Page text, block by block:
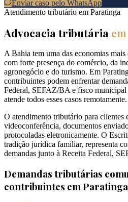
Enviar caso pelo WhatsApp
Atendimento tributário em Paratinga
Advocacia tributária em
A Bahia tem uma das economias
com forte presença do comércio, da
agronegócio e do turismo. Em
contribuintes podem enfrentar
Federal, SEFAZ/BA e fisco
atende todos esses casos remotamente.
O atendimento tributário para clientes
videoconferência, documentos
protocoladas eletronicamente. O
tradição jurídica familiar, representa
demandas junto à Receita Federal,
Demandas tributárias
contribuintes emParatinga